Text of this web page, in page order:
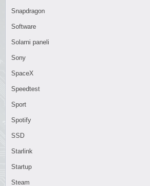
Snapdragon
Software
Solarni paneli
Sony
SpaceX
Speedtest
Sport
Spotify
SSD
Starlink
Startup
Steam